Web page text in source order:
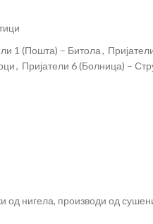
1 (Пошта) – Битола,
, Пријатели 6 (Болница) –
нигела, производи од